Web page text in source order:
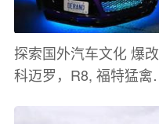
探索国外汽车文化 爆改
科迈罗，R8, 福特猛禽